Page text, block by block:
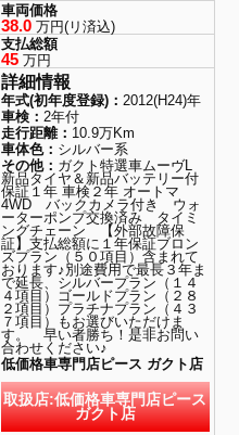
車両価格
38.0万円(リ済込)
支払総額
45万円
詳細情報
年式(初年度登録)： 2012(H24)年
車検： 2年付
走行距離： 10.9万Km
車体色： シルバー系
その他： ガクト特選車ムーヴL
新品タイヤ＆新品バッテリー付
保証１年 車検２年 オートマ
4WD バックカメラ付き ウォ
ーターポンプ交換済み タイミ
ングチェーン 【外部故障保
証】支払総額に１年保証ブロン
ズプラン（５０項目）含まれて
おります♪別途費用で最長３年ま
で延長、シルバープラン（１４
４項目）ゴールドプラン（２８
２項目）プラチナプラン（４３
７項目）もお選びいただけま
す。 早い者勝ち！是非お問い
合わせください♪
低価格車専門店ピース ガクト店
取扱店:低価格車専門店ピース
ガクト店